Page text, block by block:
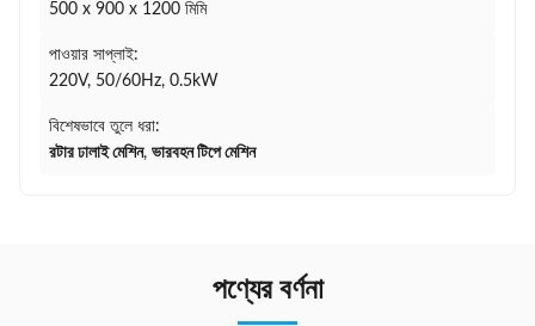
500 x 900 x 1200 মিমি
পাওয়ার সাপ্লাই:
220V, 50/60Hz, 0.5kW
বিশেষভাবে তুলে ধরা:
রটার ঢালাই মেশিন, ভারবহন টিপে মেশিন
পণ্যের বর্ণনা